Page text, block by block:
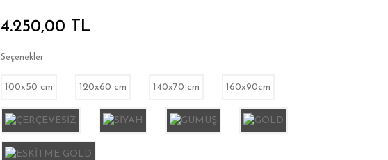
4.250,00 TL
Seçenekler
100x50 cm 120x60 cm 140x70 cm 160x90cm